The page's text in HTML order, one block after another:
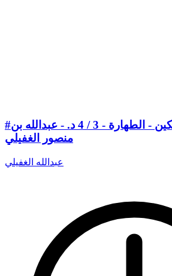
#درس_منهج_السالكين - الطهارة - 3 / 4 د. - عبدالله بن
منصور الغفيلي
عبدالله الغفيلي